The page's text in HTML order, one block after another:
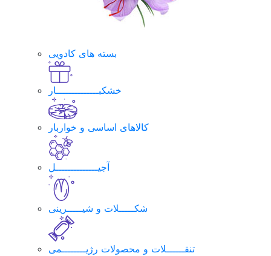
بسته های کادویی
خشکبــــــــــــــار
کالاهای اساسی و خواربار
آجیــــــــــــــل
شکـــــلات و شیـــــرینی
تنقــــــلات و محصولات رژیــــــــمی